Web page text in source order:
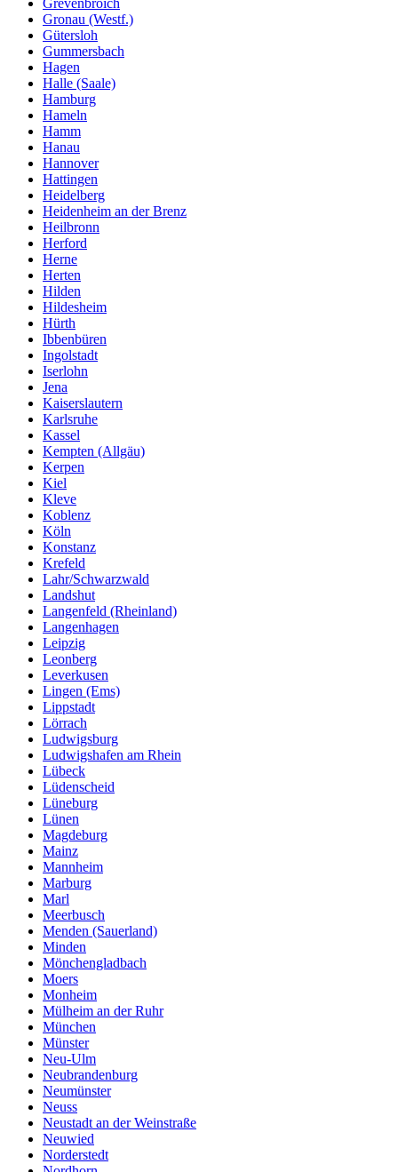
Grevenbroich
Gronau (Westf.)
Gütersloh
Gummersbach
Hagen
Halle (Saale)
Hamburg
Hameln
Hamm
Hanau
Hannover
Hattingen
Heidelberg
Heidenheim an der Brenz
Heilbronn
Herford
Herne
Herten
Hilden
Hildesheim
Hürth
Ibbenbüren
Ingolstadt
Iserlohn
Jena
Kaiserslautern
Karlsruhe
Kassel
Kempten (Allgäu)
Kerpen
Kiel
Kleve
Koblenz
Köln
Konstanz
Krefeld
Lahr/Schwarzwald
Landshut
Langenfeld (Rheinland)
Langenhagen
Leipzig
Leonberg
Leverkusen
Lingen (Ems)
Lippstadt
Lörrach
Ludwigsburg
Ludwigshafen am Rhein
Lübeck
Lüdenscheid
Lüneburg
Lünen
Magdeburg
Mainz
Mannheim
Marburg
Marl
Meerbusch
Menden (Sauerland)
Minden
Mönchengladbach
Moers
Monheim
Mülheim an der Ruhr
München
Münster
Neu-Ulm
Neubrandenburg
Neumünster
Neuss
Neustadt an der Weinstraße
Neuwied
Norderstedt